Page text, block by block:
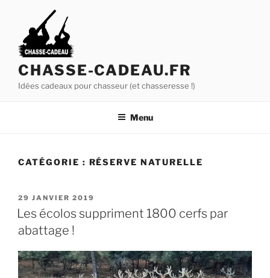
CHASSE-CADEAU.FR
Idées cadeaux pour chasseur (et chasseresse !)
Menu
CATÉGORIE : RÉSERVE NATURELLE
P
U
B
L
É
L
E
29 JANVIER 2019
Les écolos suppriment 1800 cerfs par
abattage !